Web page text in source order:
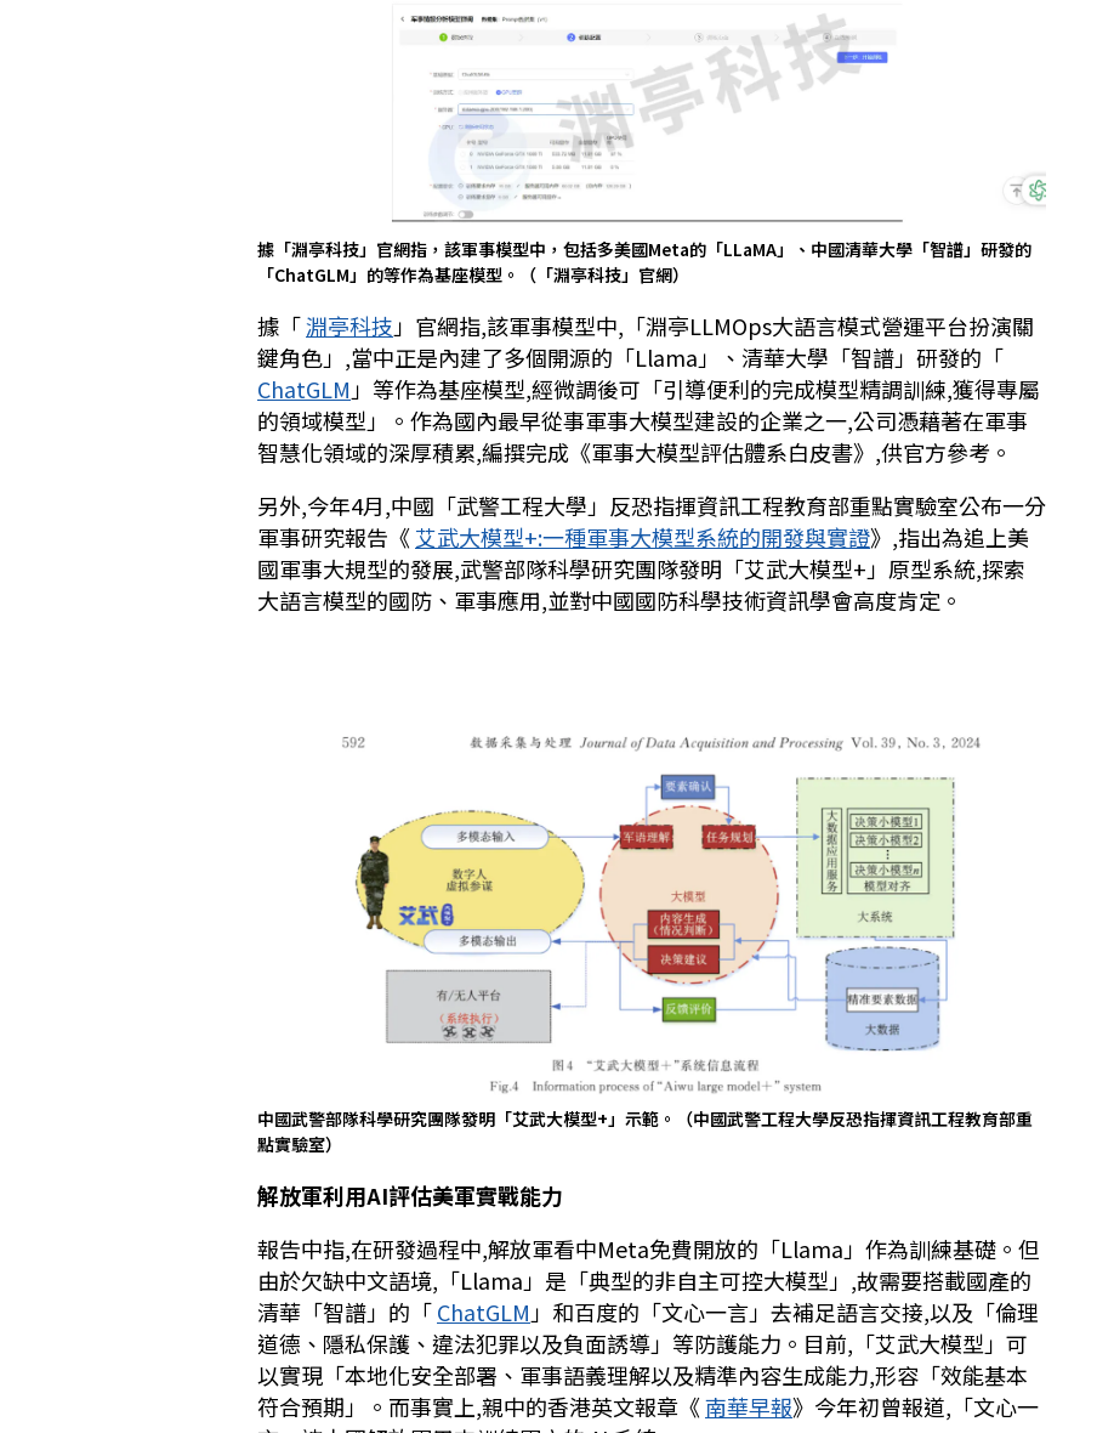
據「淵亭科技」官網指，該軍事模型中，包括多美國Meta的「LLaMA」、中國清華大學「智譜」研發的
「ChatGLM」的等作為基座模型。（「淵亭科技」官網）
據「淵亭科技」官網指,該軍事模型中,「淵亭LLMOps大語言模式營運平台扮演關
鍵角色」,當中正是內建了多個開源的「Llama」、清華大學「智譜」研發的「
ChatGLM」等作為基座模型,經微調後可「引導便利的完成模型精調訓練,獲得專屬
的領域模型」。作為國內最早從事軍事大模型建設的企業之一,公司憑藉著在軍事
智慧化領域的深厚積累,編撰完成《軍事大模型評估體系白皮書》,供官方參考。
另外,今年4月,中國「武警工程大學」反恐指揮資訊工程教育部重點實驗室公布一分
軍事研究報告《艾武大模型+:一種軍事大模型系統的開發與實證》,指出為追上美
國軍事大規型的發展,武警部隊科學研究團隊發明「艾武大模型+」原型系統,探索
大語言模型的國防、軍事應用,並對中國國防科學技術資訊學會高度肯定。
中國武警部隊科學研究團隊發明「艾武大模型+」示範。（中國武警工程大學反恐指揮資訊工程教育部重
點實驗室）
解放軍利用AI評估美軍實戰能力
報告中指,在研發過程中,解放軍看中Meta免費開放的「Llama」作為訓練基礎。但
由於欠缺中文語境,「Llama」是「典型的非自主可控大模型」,故需要搭載國產的
清華「智譜」的「ChatGLM」和百度的「文心一言」去補足語言交接,以及「倫理
道德、隱私保護、違法犯罪以及負面誘導」等防護能力。目前,「艾武大模型」可
以實現「本地化安全部署、軍事語義理解以及精準內容生成能力,形容「效能基本
符合預期」。而事實上,親中的香港英文報章《南華早報》今年初曾報道,「文心一